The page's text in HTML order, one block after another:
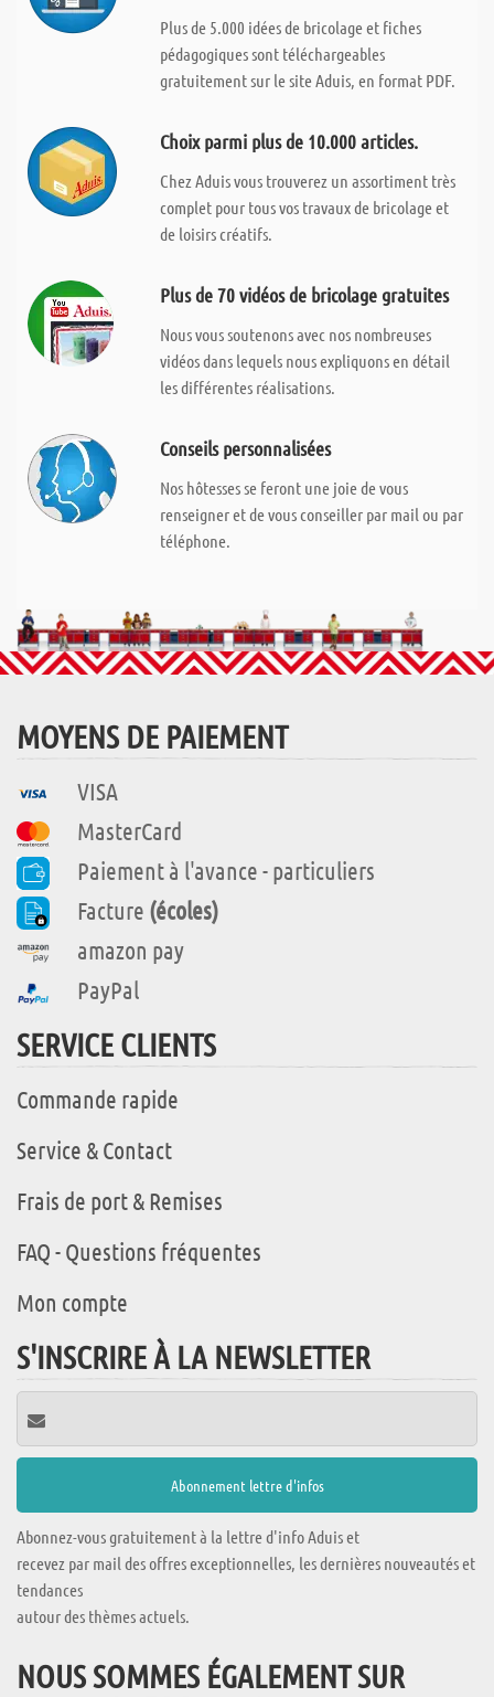
Plus de 5.000 idées de bricolage et fiches
pédagogiques sont téléchargeables
gratuitement sur le site Aduis, en format PDF.
Choix parmi plus de 10.000 articles.
Chez Aduis vous trouverez un assortiment très
complet pour tous vos travaux de bricolage et
de loisirs créatifs.
Plus de 70 vidéos de bricolage gratuites
Nous vous soutenons avec nos nombreuses
vidéos dans lequels nous expliquons en détail
les différentes réalisations.
Conseils personnalisées
Nos hôtesses se feront une joie de vous
renseigner et de vous conseiller par mail ou par
téléphone.
MOYENS DE PAIEMENT
VISA
MasterCard
Paiement à l'avance - particuliers
Facture (écoles)
amazon pay
PayPal
SERVICE CLIENTS
Commande rapide
Service & Contact
Frais de port & Remises
FAQ - Questions fréquentes
Mon compte
S'INSCRIRE À LA NEWSLETTER
Abonnez-vous gratuitement à la lettre d'info Aduis et
recevez par mail des offres exceptionnelles, les dernières nouveautés et
tendances
autour des thèmes actuels.
NOUS SOMMES ÉGALEMENT SUR